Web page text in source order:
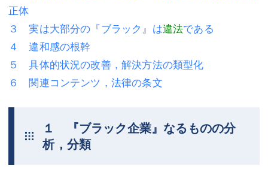
離婚（夫婦間トラブル）
企業法務
労働問題（解雇，残業等）
刑事弁護
不動産登記
企業法務
労働問題（解雇，残業等）
刑事弁護
交通事故
商業登記
正体
３ 実は大部分の『ブラック』は違法である
４ 違和感の根幹
５ 具体的状況の改善，解決方法の類型化
６ 関連コンテンツ，法律の条文
１ 『ブラック企業』なるものの分
析，分類